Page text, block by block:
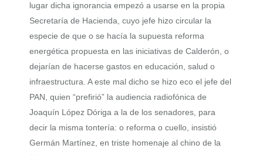
lugar dicha ignorancia empezó a usarse en la propia
Secretaría de Hacienda, cuyo jefe hizo circular la
especie de que o se hacía la supuesta reforma
energética propuesta en las iniciativas de Calderón, o
dejarían de hacerse gastos en educación, salud o
infraestructura. A este mal dicho se hizo eco el jefe del
PAN, quien “prefirió” la audiencia radiofónica de
Joaquín López Dóriga a la de los senadores, para
decir la misma tontería: o reforma o cuello, insistió
Germán Martínez, en triste homenaje al chino de la